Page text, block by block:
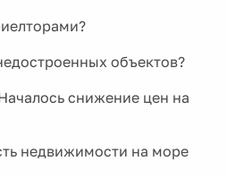
объектов?
снижение цен на
недвижимости на море